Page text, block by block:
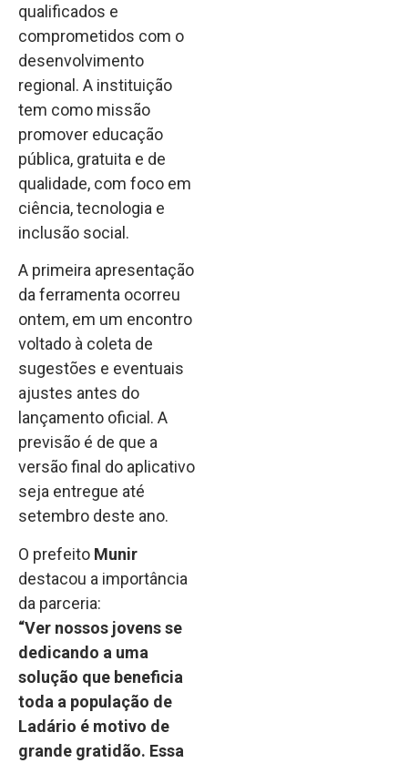
qualificados e
comprometidos com o
desenvolvimento
regional. A instituição
tem como missão
promover educação
pública, gratuita e de
qualidade, com foco em
ciência, tecnologia e
inclusão social.
A primeira apresentação
da ferramenta ocorreu
ontem, em um encontro
voltado à coleta de
sugestões e eventuais
ajustes antes do
lançamento oficial. A
previsão é de que a
versão final do aplicativo
seja entregue até
setembro deste ano.
O prefeito Munir
destacou a importância
da parceria:
“Ver nossos jovens se
dedicando a uma
solução que beneficia
toda a população de
Ladário é motivo de
grande gratidão. Essa